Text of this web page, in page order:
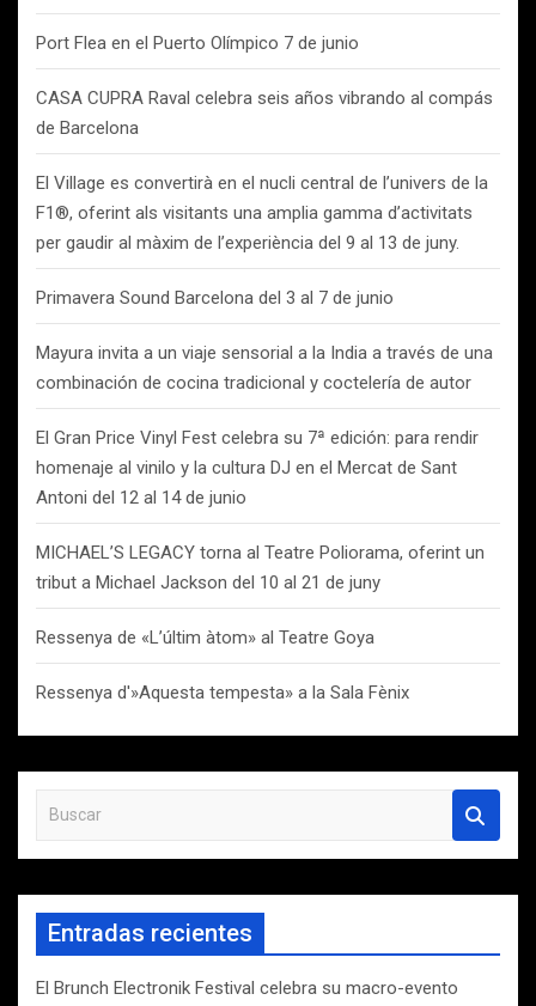
Port Flea en el Puerto Olímpico 7 de junio
CASA CUPRA Raval celebra seis años vibrando al compás
de Barcelona
El Village es convertirà en el nucli central de l’univers de la
F1®, oferint als visitants una amplia gamma d’activitats
per gaudir al màxim de l’experiència del 9 al 13 de juny.
Primavera Sound Barcelona del 3 al 7 de junio
Mayura invita a un viaje sensorial a la India a través de una
combinación de cocina tradicional y coctelería de autor
El Gran Price Vinyl Fest celebra su 7ª edición: para rendir
homenaje al vinilo y la cultura DJ en el Mercat de Sant
Antoni del 12 al 14 de junio
MICHAEL’S LEGACY torna al Teatre Poliorama, oferint un
tribut a Michael Jackson del 10 al 21 de juny
Ressenya de «L’últim àtom» al Teatre Goya
Ressenya d'»Aquesta tempesta» a la Sala Fènix
s
c
r
Entradas recientes
El Brunch Electronik Festival celebra su macro-evento